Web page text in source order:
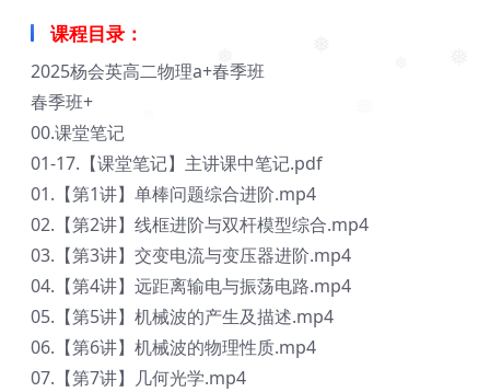
❅
课程目录：
2025杨会英高二物理a+春季班
春季班+
00.课堂笔记
01-17.【课堂笔记】主讲课中笔记.pdf
01.【第1讲】单棒问题综合进阶.mp4
02.【第2讲】线框进阶与双杆模型综合.mp4
03.【第3讲】交变电流与变压器进阶.mp4
04.【第4讲】远距离输电与振荡电路.mp4
05.【第5讲】机械波的产生及描述.mp4
06.【第6讲】机械波的物理性质.mp4
07.【第7讲】几何光学.mp4